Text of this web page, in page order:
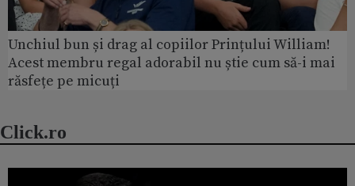
Unchiul bun și drag al copiilor Prințului William!
Acest membru regal adorabil nu știe cum să-i mai
răsfețe pe micuți
Click.ro